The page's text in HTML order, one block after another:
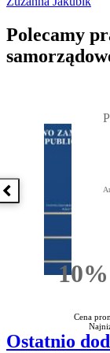
Polecamy
Poprzednia książka
10%
Cena
Ostatnio